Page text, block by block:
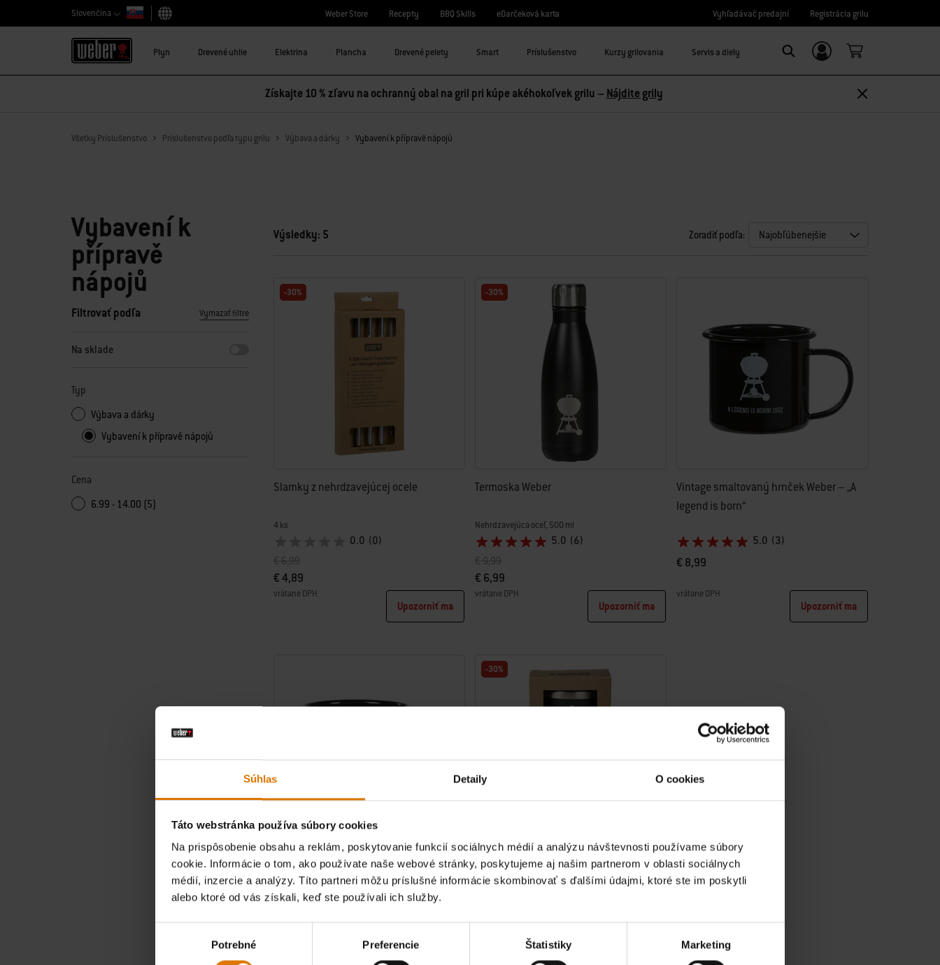
Súhlas Detaily O cookies
Táto webstránka používa súbory cookies
Na prispôsobenie obsahu a reklám, poskytovanie funkcií sociálnych médií a analýzu návštevnosti používame súbory
cookie. Informácie o tom, ako používate naše webové stránky, poskytujeme aj našim partnerom v oblasti sociálnych
médií, inzercie a analýzy. Títo partneri môžu príslušné informácie skombinovať s ďalšími údajmi, ktoré ste im poskytli
alebo ktoré od vás získali, keď ste používali ich služby.
Potrebné Preferencie Štatistiky Marketing
Slovenčina
Vybrať krajinu
Weber Store Recepty BBQ Skills eDarčeková karta Vyhľadávač predajní Registrácia grilu
Plyn Drevené uhlie Elektrina Plancha Drevené pelety Smart Príslušenstvo Kurzy grilovania Servis a diely Prihláste sa/Zaregistrujte sa
Získajte 10 % zľavu na ochranný obal na gril pri kúpe akéhokoľvek grilu – Nájdite grily
Všetky Príslušenstvo Príslušenstvo podľa typu grilu Výbava a dárky Vybavení k přípravě nápojů
Vybavení k
přípravě
nápojů
Filtrovať podľa
Výberom ktoréhokoľvek z filtrov sa stránka obnoví s novými výsledkami.
Vymazať filtre
Na sklade
Typ
Výbava a dárky
Vybavení k přípravě nápojů
Cena
6.99 - 14.00 (5)
Výsledky: 5 Zoradiť podľa:
-30%
Slamky z nehrdzavejúcej ocele
4 ks
0.0 (0)
Cena znížená z
€ 6,99do
€ 4,89
vrátane DPH
Upozorniť ma
-30%
Termoska Weber
Nehrdzavejúca oceľ, 500 ml
5.0 (6)
Cena znížená z
€ 9,99do
€ 6,99
vrátane DPH
Upozorniť ma
Vintage smaltovaný hrnček Weber – „A
legend is born“
5.0 (3)
€ 8,99
vrátane DPH
Upozorniť ma
Vintage smaltovaný hrnček Weber –
červený gril Kettle
-30%
Termohrnček Weber
Cena znížená z